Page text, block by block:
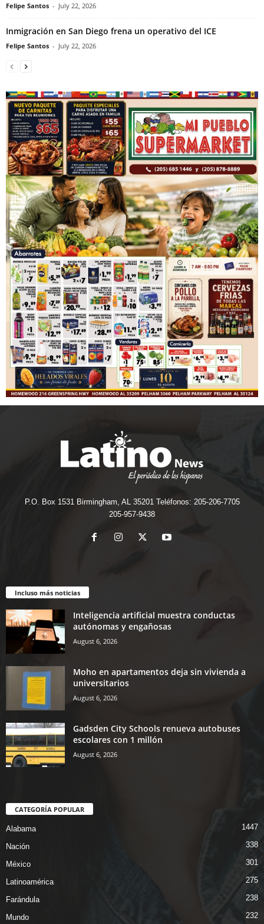
Felipe Santos - July 22, 2026
Inmigración en San Diego frena un operativo del ICE
Felipe Santos - July 22, 2026
P.O. Box 1531 Birmingham, AL 35201 Teléfonos: 205-206-7705
205-957-9438
Incluso más noticias
Inteligencia artificial muestra conductas
autónomas y engañosas
August 6, 2026
Moho en apartamentos deja sin vivienda a
universitarios
August 6, 2026
Gadsden City Schools renueva autobuses
escolares con 1 millón
August 6, 2026
CATEGORÍA POPULAR
Alabama 1447
Nación 338
México 301
Latinoamérica 275
Farándula 238
Mundo 232